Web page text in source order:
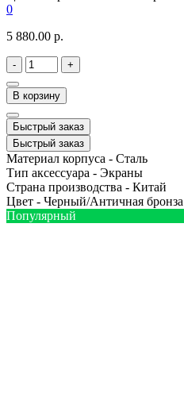
0
5 880.00 р.
- +
В корзину
Быстрый заказ
Быстрый заказ
Материал корпуса - Сталь
Тип аксессуара - Экраны
Страна производства - Китай
Цвет - Черный/Античная бронза
Популярный